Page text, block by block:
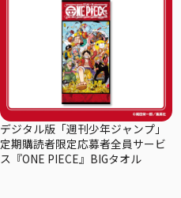
デジタル版「週刊少年ジャンプ」
定期購読者限定応募者全員サービ
ス『ONE PIECE』BIGタオル